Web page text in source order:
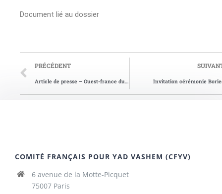
Document lié au dossier
PRÉCÉDENT
Article de presse – Ouest-france du 18/01/2010 Invitation cérémonie
COMITÉ FRANÇAIS POUR YAD VASHEM (CFYV)
6 avenue de la Motte-Picquet
75007 Paris